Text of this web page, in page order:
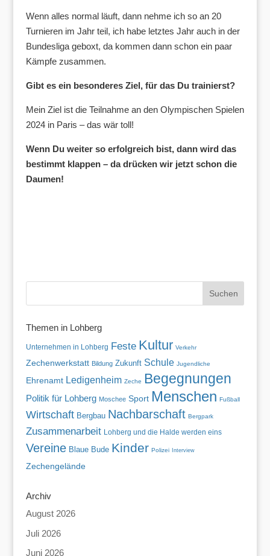
Wenn alles normal läuft, dann nehme ich so an 20
Turnieren im Jahr teil, ich habe letztes Jahr auch in der
Bundesliga geboxt, da kommen dann schon ein paar
Kämpfe zusammen.
Gibt es ein besonderes Ziel, für das Du trainierst?
Mein Ziel ist die Teilnahme an den Olympischen Spielen
2024 in Paris – das wär toll!
Wenn Du weiter so erfolgreich bist, dann wird das
bestimmt klappen – da drücken wir jetzt schon die
Daumen!
Themen in Lohberg
Unternehmen in Lohberg Feste Kultur Verkehr
Zechenwerkstatt Bildung Zukunft Schule Jugendliche
Ehrenamt Ledigenheim Zeche Begegnungen
Politik für Lohberg Moschee Sport Menschen Fußball
Wirtschaft Bergbau Nachbarschaft Bergpark
Zusammenarbeit Lohberg und die Halde werden eins
Vereine Blaue Bude Kinder Polizei Interview
Zechengelände
Archiv
August 2026
Juli 2026
Juni 2026